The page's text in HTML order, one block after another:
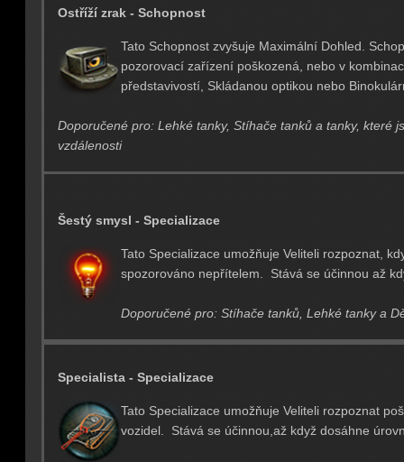
Ostříží zrak - Schopnost
Tato Schopnost zvyšuje Maximální Dohled.
pozorovací zařízení poškozená, nebo v
představivostí, Skládanou optikou nebo
Doporučené pro: Lehké tanky, Stíhače tanků a tanky, které
vzdálenosti
Šestý smysl - Specializace
Tato Specializace umožňuje Veliteli rozpoznat,
spozorováno nepřítelem. Stává se účinnou až
Doporučené pro: Stíhače tanků, Lehké tanky a
Specialista - Specializace
Tato Specializace umožňuje Veliteli rozpoznat
vozidel. Stává se účinnou,až když dosáhne